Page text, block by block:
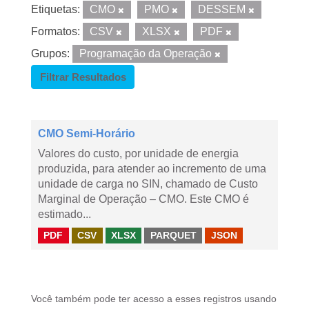
Etiquetas: CMO PMO
DESSEM
Formatos:
CSV XLSX
PDF
Grupos:
Programação da Operação
Filtrar Resultados
CMO Semi-Horário
Valores do custo, por unidade de energia
produzida, para atender ao incremento de uma
unidade de carga no SIN, chamado de Custo
Marginal de Operação – CMO. Este CMO é
estimado...
PDF CSV XLSX PARQUET JSON
Você também pode ter acesso a esses registros usando